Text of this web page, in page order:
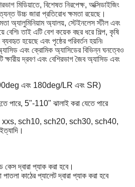
মিডিয়াতে, বিশেষত নিরপেক্ষ, অক্সিডাইজিং
উচ্চ জারা প্রতিরোধ ক্ষমতা রয়েছে।
অ্যালুমিনিয়াম অ্যালয়, স্টেইনলেস স্টীল এবং
তাই এটি বেশ কয়েক বছর ধরে শিল্প, কৃষি
হয়েছে এবং পৃষ্ঠের পরিবর্তন হয়নি৷
এবং ক্রোমিক অ্যাসিডের বিভিন্ন ঘনত্বেও
দ্রবণ এবং বেশিরভাগ জৈব অ্যাসিড এবং
এবং 180deg/LR এবং SR)
5"-110" ঝালাই করা যেতে পারে
sch10, sch20, sch30, sch40,
দ্বারা প্যাক করা হবে।
কাঠের প্যালেট দ্বারা প্যাক করা হবে